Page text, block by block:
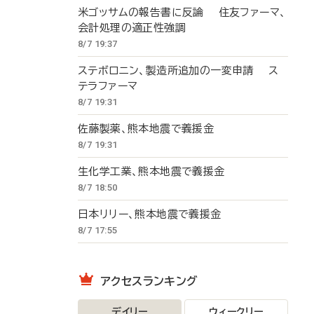
米ゴッサムの報告書に反論 住友ファーマ、
会計処理の適正性強調
8/7 19:37
ステボロニン、製造所追加の一変申請 ス
テラファーマ
8/7 19:31
佐藤製薬、熊本地震で義援金
8/7 19:31
生化学工業、熊本地震で義援金
8/7 18:50
日本リリー、熊本地震で義援金
8/7 17:55
アクセスランキング
デイリー ウィークリー